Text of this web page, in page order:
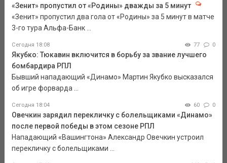
«Зенит» пропустил от «Родины» дважды за 5 минут
«Зенит» пропустил два гола от «Родины» за 5 минут в матче
3-го тура Альфа-Банк ...
Сегодня 18:08 77 0
Якубко: Тюкавин включится в борьбу за звание лучшего
бомбардира РПЛ
Бывший нападающий «Динамо» Мартин Якубко высказался
об игре форварда ...
Сегодня 18:04 60 0
Овечкин зарядил перекличку с болельщиками «Динамо»
после первой победы в этом сезоне РПЛ
Нападающий «Вашингтона» Александр Овечкин устроил
перекличку с болельщиками ...